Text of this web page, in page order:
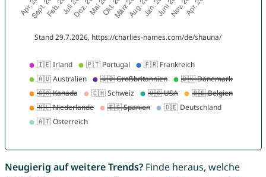
Neugierig auf weitere Trends?Finde heraus, welche